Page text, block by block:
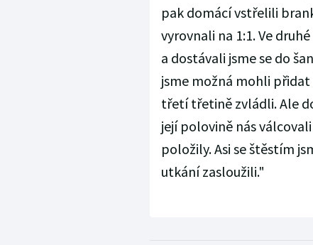
pak domácí vstřelili
vyrovnali na 1:1. Ve
a dostávali jsme se do
jsme možná mohli
třetí třetině zvládli. Ale
její polovině nás
položily. Asi se štěstím
utkání zasloužili."